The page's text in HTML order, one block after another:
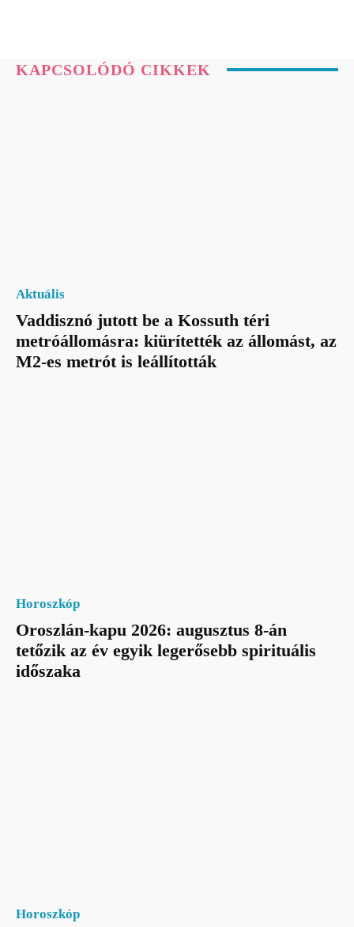
KAPCSOLÓDÓ CIKKEK
Aktuális
Vaddisznó jutott be a Kossuth téri
metróállomásra: kiürítették az állomást, az
M2-es metrót is leállították
Horoszkóp
Oroszlán-kapu 2026: augusztus 8-án
tetőzik az év egyik legerősebb spirituális
időszaka
Horoszkóp